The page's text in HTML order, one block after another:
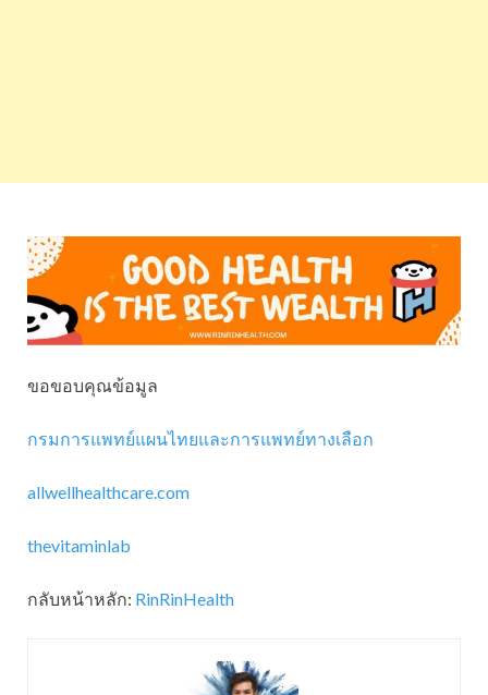
ขอขอบคุณข้อมูล
กรมการแพทย์แผนไทยและการแพทย์ทางเลือก
allwellhealthcare.com
thevitaminlab
กลับหน้าหลัก: RinRinHealth